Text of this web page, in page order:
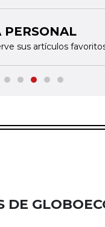
sus artículos
DE